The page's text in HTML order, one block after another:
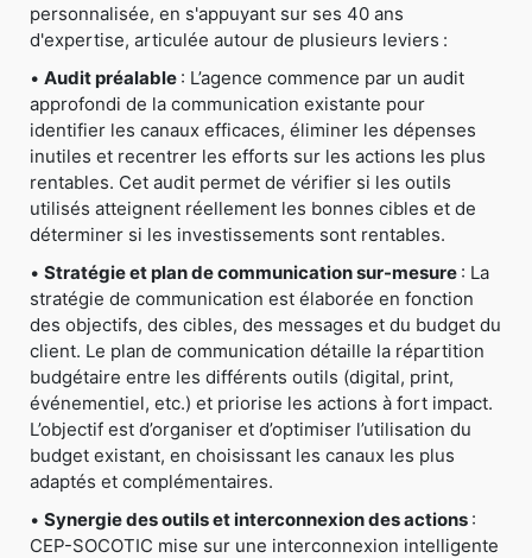
personnalisée, en s'appuyant sur ses 40 ans
d'expertise, articulée autour de plusieurs leviers :
• Audit préalable : L’agence commence par un audit
approfondi de la communication existante pour
identifier les canaux efficaces, éliminer les dépenses
inutiles et recentrer les efforts sur les actions les plus
rentables. Cet audit permet de vérifier si les outils
utilisés atteignent réellement les bonnes cibles et de
déterminer si les investissements sont rentables.
• Stratégie et plan de communication sur-mesure : La
stratégie de communication est élaborée en fonction
des objectifs, des cibles, des messages et du budget du
client. Le plan de communication détaille la répartition
budgétaire entre les différents outils (digital, print,
événementiel, etc.) et priorise les actions à fort impact.
L’objectif est d’organiser et d’optimiser l’utilisation du
budget existant, en choisissant les canaux les plus
adaptés et complémentaires.
• Synergie des outils et interconnexion des actions :
CEP-SOCOTIC mise sur une interconnexion intelligente